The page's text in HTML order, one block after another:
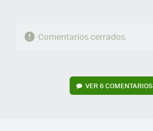
Comentarios cerrados
VER6 COMENTARIOS